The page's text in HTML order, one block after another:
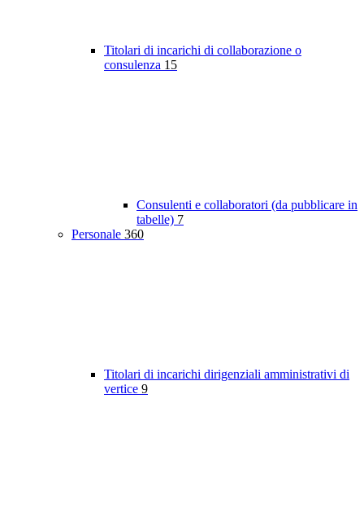
Titolari di incarichi di collaborazione o
consulenza 15
Consulenti e collaboratori (da pubblicare in
tabelle) 7
Personale 360
Titolari di incarichi dirigenziali amministrativi di
vertice 9